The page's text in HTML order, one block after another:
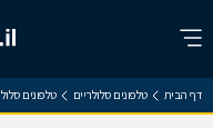
דף הבית טלפונים סלולריים טלפונים